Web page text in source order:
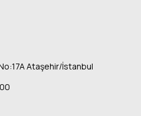
Ataşehir/İstanbul